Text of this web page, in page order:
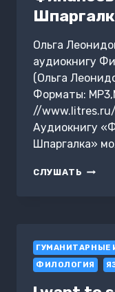
Ольга
аудиокнигу
(Ольга
Форматы:
//
Аудиокнигу
Шпаргалка»
СЛУШАТЬ
ГУМАНИТАРНЫЕ
ФИЛОЛОГИЯ